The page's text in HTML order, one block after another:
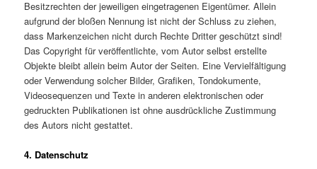
Besitzrechten der jeweiligen eingetragenen Eigentümer. Allein
aufgrund der bloßen Nennung ist nicht der Schluss zu ziehen,
dass Markenzeichen nicht durch Rechte Dritter geschützt sind!
Das Copyright für veröffentlichte, vom Autor selbst erstellte
Objekte bleibt allein beim Autor der Seiten. Eine Vervielfältigung
oder Verwendung solcher Bilder, Grafiken, Tondokumente,
Videosequenzen und Texte in anderen elektronischen oder
gedruckten Publikationen ist ohne ausdrückliche Zustimmung
des Autors nicht gestattet.
4. Datenschutz